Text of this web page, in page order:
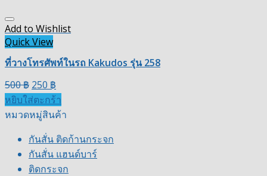
Add to Wishlist
Quick View
ที่วางโทรศัพท์ในรถ Kakudos รุ่น 258
500฿ 250 ฿
หยิบใส่ตะกร้า
หมวดหมู่สินค้า
กันสั่น ติดก้านกระจก
กันสั่น แฮนด์บาร์
ติดกระจก